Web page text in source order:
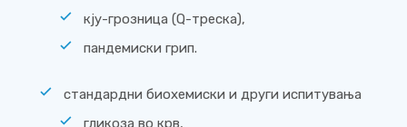
кју-грозница (Q-треска),
пандемиски грип.
стандардни биохемиски и други испитувања
гликоза во крв,